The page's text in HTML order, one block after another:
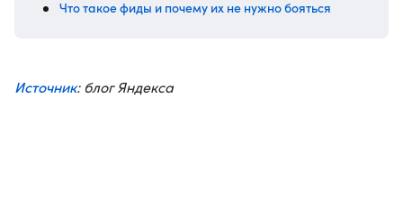
Что такое фиды и почему их не нужно бояться
Источник: блог Яндекса